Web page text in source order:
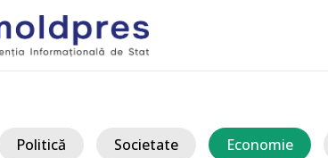
Politică Societate Economie